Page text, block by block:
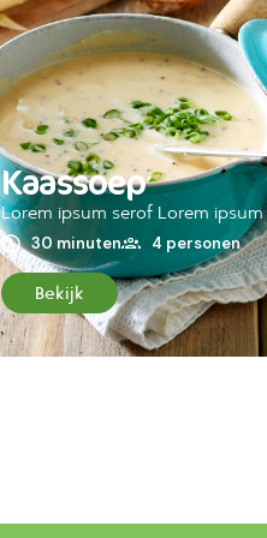
Kaassoep
Lorem ipsum serof Lorem
30 minuten 4 personen
Bekijk